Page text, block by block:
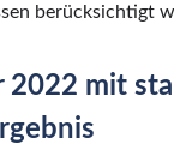
berücksichtigt
2022 mit